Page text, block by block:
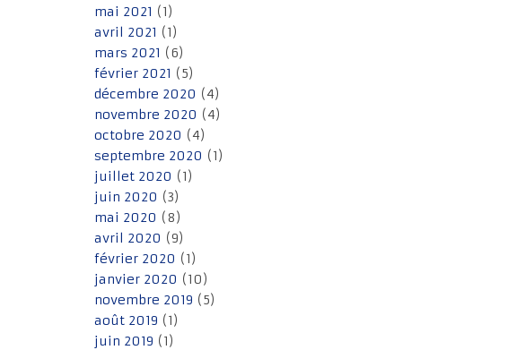
mai 2021 (1)
avril 2021 (1)
mars 2021 (6)
février 2021 (5)
décembre 2020 (4)
novembre 2020 (4)
octobre 2020 (4)
septembre 2020 (1)
juillet 2020 (1)
juin 2020 (3)
mai 2020 (8)
avril 2020 (9)
février 2020 (1)
janvier 2020 (10)
novembre 2019 (5)
août 2019 (1)
juin 2019 (1)